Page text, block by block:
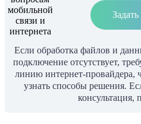
Если обработка файлов и
подключение отсутствует,
линию интернет-провайдера,
узнать способы решения.
консультация,